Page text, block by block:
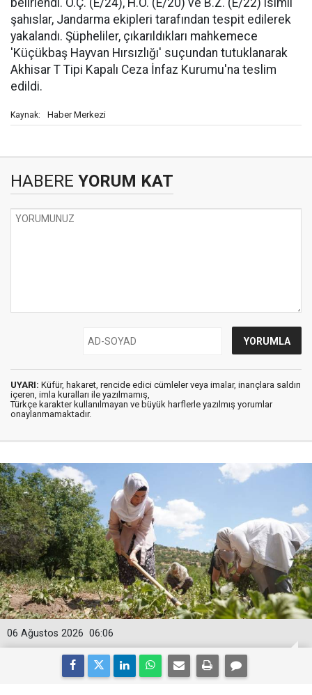
belirlendi. O.Ç. (E/24), H.O. (E/20) ve B.Z. (E/22) isimli
şahıslar, Jandarma ekipleri tarafından tespit edilerek
yakalandı. Şüpheliler, çıkarıldıkları mahkemece
'Küçükbaş Hayvan Hırsızlığı' suçundan tutuklanarak
Akhisar T Tipi Kapalı Ceza İnfaz Kurumu'na teslim
edildi.
Kaynak: Haber Merkezi
HABERE YORUM KAT
UYARI: Küfür, hakaret, rencide edici cümleler veya imalar, inançlara saldırı
içeren, imla kuralları ile yazılmamış,
Türkçe karakter kullanılmayan ve büyük harflerle yazılmış yorumlar
onaylanmamaktadır.
06:06
06 Ağustos 2026